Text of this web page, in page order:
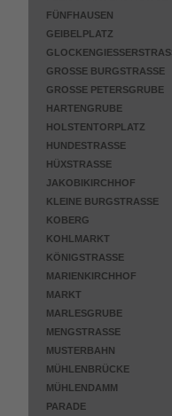
FÜNFHAUSEN
GEIBELPLATZ
GLOCKENGIESSERSTRASSE
GROSSE BURGSTRASSE
GROSSE PETERSGRUBE
HARTENGRUBE
HOLSTENTORPLATZ
HUNDESTRASSE
HÜXSTRASSE
JAKOBIKIRCHHOF
KLEINE BURGSTRASSE
KOBERG
KOHLMARKT
KÖNIGSTRASSE
MARIENKIRCHHOF
MARKT
MARLESGRUBE
MENGSTRASSE
MUSTERBAHN
MÜHLENBRÜCKE
MÜHLENDAMM
PARADE